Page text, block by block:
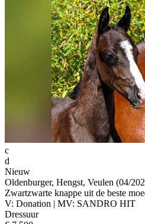
c
d
Nieuw
Oldenburger, Hengst, Veulen (04/
Zwartzwarte knappe uit de beste
V: Donation | MV: SANDRO HIT
Dressuur